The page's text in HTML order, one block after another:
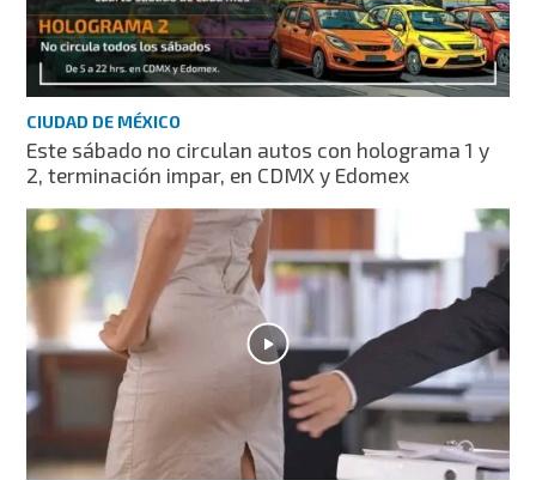
CIUDAD DE MÉXICO
Este sábado no circulan autos con holograma 1 y
2, terminación impar, en CDMX y Edomex